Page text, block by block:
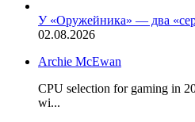
У «Оружейника» — два
02.08.2026
Archie McEwan
CPU selection for gaming in
wi...